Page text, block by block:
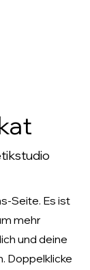
Seite. Es ist
mehr
und deine
Doppelklicke